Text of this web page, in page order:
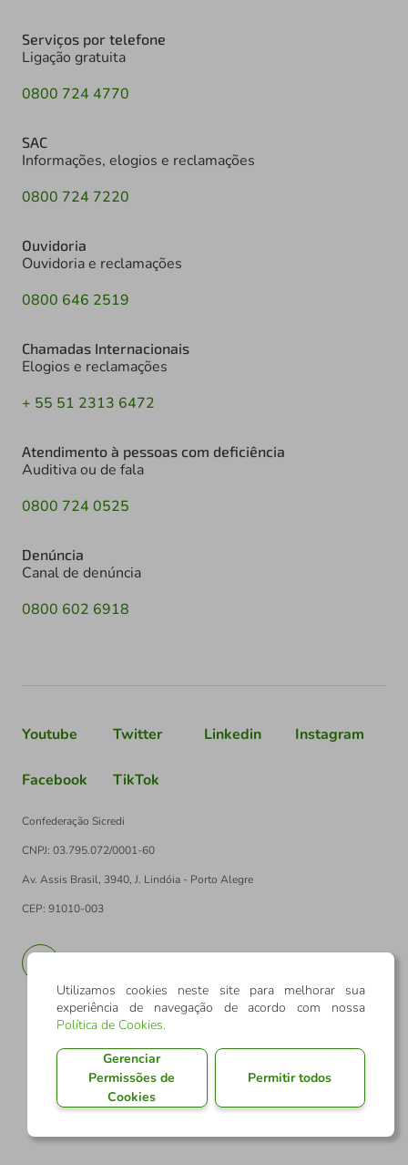
Serviços por telefone
Ligação gratuita
0800 724 4770
SAC
Informações, elogios e reclamações
0800 724 7220
Ouvidoria
Ouvidoria e reclamações
0800 646 2519
Chamadas Internacionais
Elogios e reclamações
+ 55 51 2313 6472
Atendimento à pessoas com deficiência
Auditiva ou de fala
0800 724 0525
Denúncia
Canal de denúncia
0800 602 6918
Youtube Twitter Linkedin Instagram
Facebook TikTok
Confederação Sicredi
CNPJ: 03.795.072/0001-60
Av. Assis Brasil, 3940, J. Lindóia - Porto Alegre
CEP: 91010-003
Utilizamos cookies neste site para melhorar sua
experiência de navegação de acordo com nossa
Política de Cookies.
Gerenciar
Permissões de
Cookies
Permitir todos